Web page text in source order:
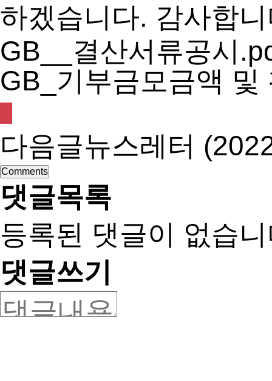
하겠습니다. 감사합
GB__결산서류공시
GB_기부금모금액 및
다음글뉴스레터
Comments
댓글목록
등록된 댓글이 없습
댓글쓰기